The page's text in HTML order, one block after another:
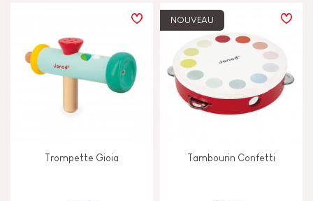
TYPES D'APPRENTISSAGE
Construire & concevoir
Découvrir & expérimenter
Echanger & partager
Trompette Gioia
NOUVEAU
Tambourin Confetti